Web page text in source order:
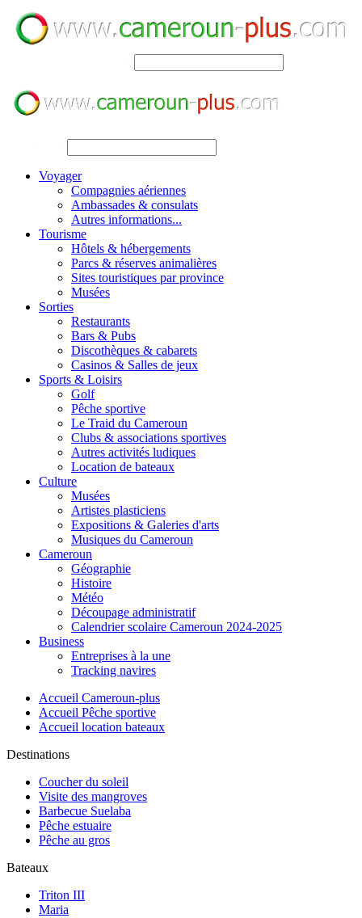
Voyager
Compagnies aériennes
Ambassades & consulats
Autres informations...
Tourisme
Hôtels & hébergements
Parcs & réserves animalières
Sites touristiques par province
Musées
Sorties
Restaurants
Bars & Pubs
Discothèques & cabarets
Casinos & Salles de jeux
Sports & Loisirs
Golf
Pêche sportive
Le Traid du Cameroun
Clubs & associations sportives
Autres activités ludiques
Location de bateaux
Culture
Musées
Artistes plasticiens
Expositions & Galeries d'arts
Musiques du Cameroun
Cameroun
Géographie
Histoire
Météo
Découpage administratif
Calendrier scolaire Cameroun 2024-2025
Business
Entreprises à la une
Tracking navires
Accueil Cameroun-plus
Accueil Pêche sportive
Accueil location bateaux
Destinations
Coucher du soleil
Visite des mangroves
Barbecue Suelaba
Pêche estuaire
Pêche au gros
Bateaux
Triton III
Maria